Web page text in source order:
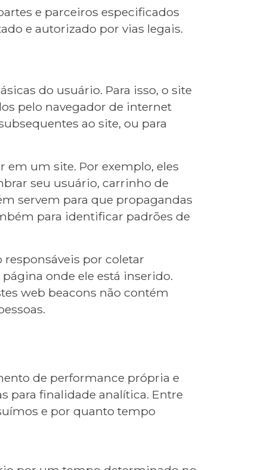
e parceiros especificados
e autorizado por vias legais.
do usuário. Para isso, o site
pelo navegador de internet
ao site, ou para
em um site. Por exemplo, eles
seu usuário, carrinho de
servem para que propagandas
para identificar padrões de
por coletar
onde ele está inserido.
web beacons não contém
de performance própria e
para finalidade analítica. Entre
e por quanto tempo